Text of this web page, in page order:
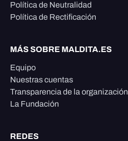
Política de Neutralidad
Política de Rectificación
MÁS SOBRE MALDITA.ES
Equipo
Nuestras cuentas
Transparencia de la organización
La Fundación
REDES